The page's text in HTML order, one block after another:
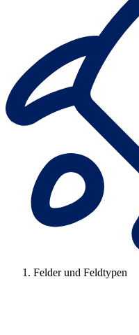
Felder und Feldtypen